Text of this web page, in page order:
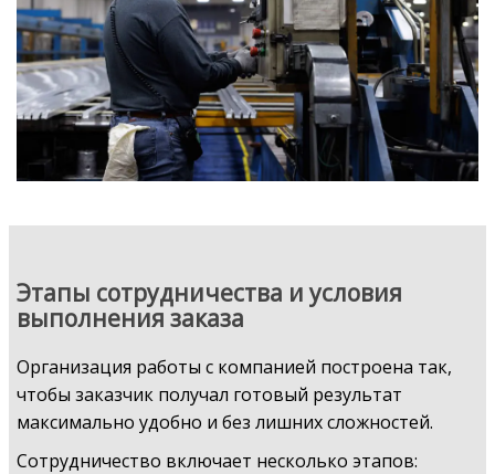
Этапы сотрудничества и условия
выполнения заказа
Организация работы с компанией построена так,
чтобы заказчик получал готовый результат
максимально удобно и без лишних сложностей.
Сотрудничество включает несколько этапов: